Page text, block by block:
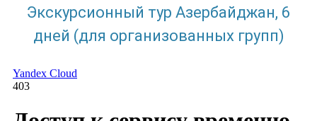
Экскурсионный тур Азербайджан, 6
дней (для организованных групп)